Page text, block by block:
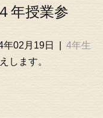
年授業参
年02月19日
4年生
します。